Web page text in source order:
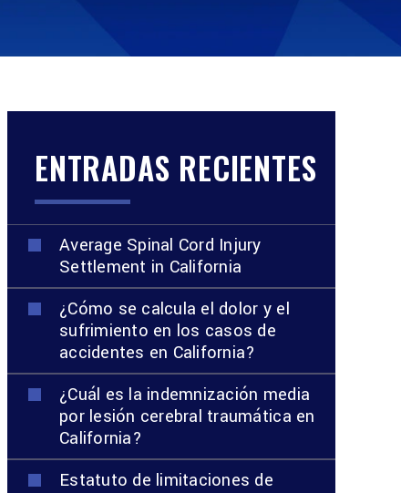
ENTRADAS RECIENTES
Average Spinal Cord Injury
Settlement in California
¿Cómo se calcula el dolor y el
sufrimiento en los casos de
accidentes en California?
¿Cuál es la indemnización media
por lesión cerebral traumática en
California?
Estatuto de limitaciones de